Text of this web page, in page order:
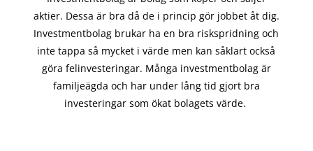
aktier. Dessa är bra då de i princip görjobbet åt dig.
Investmentbolag brukar ha en bra riskspridning och
inte tappa så mycket i värde men kan såklart också
göra felinvesteringar. Många investmentbolag är
familjeägda och har under lång tid gjort bra
investeringar som ökat bolagets värde.